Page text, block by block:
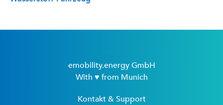
emobility.energy GmbH
With ♥ from Munich
Kontakt & Support